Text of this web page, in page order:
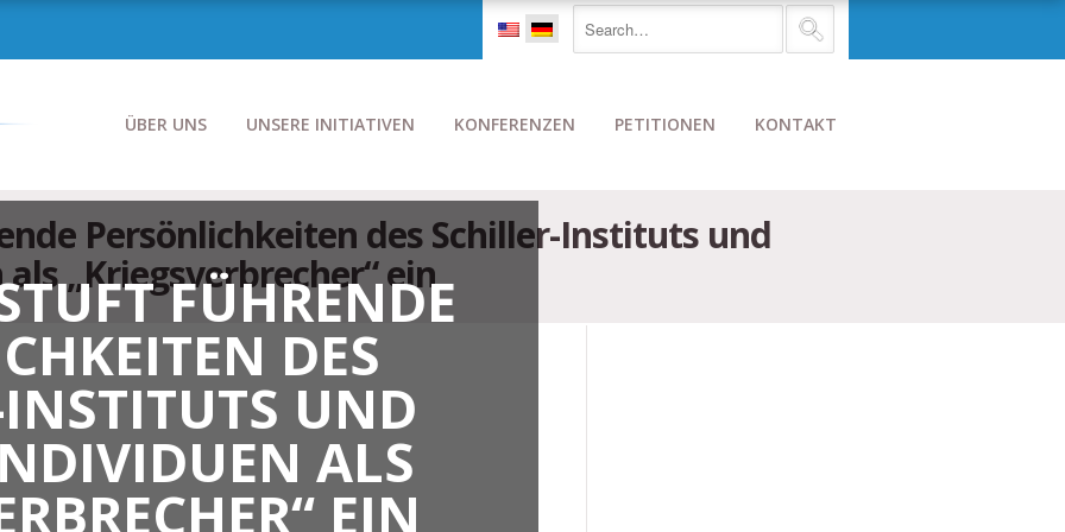
ÜBER UNS UNSERE INITIATIVEN KONFERENZEN PETITIONEN KONTAKT
Persönlichkeiten des Schiller-Instituts und
„Kriegsverbrecher“ ein
FÜHRENDE
DES
UND
ALS
EIN